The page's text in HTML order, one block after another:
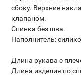
сбоку. Верхние
клапаном.
Спинка без шва.
Наполнитель:
Длина рукава с
Длина изделия по